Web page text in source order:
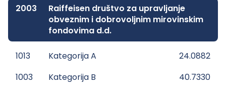
2003
Raiffeisen društvo za upravljanje
obveznim i dobrovoljnim mirovinskim
fondovima d.d.
1013 Kategorija A
24.0882
1003
Kategorija B
40.7330